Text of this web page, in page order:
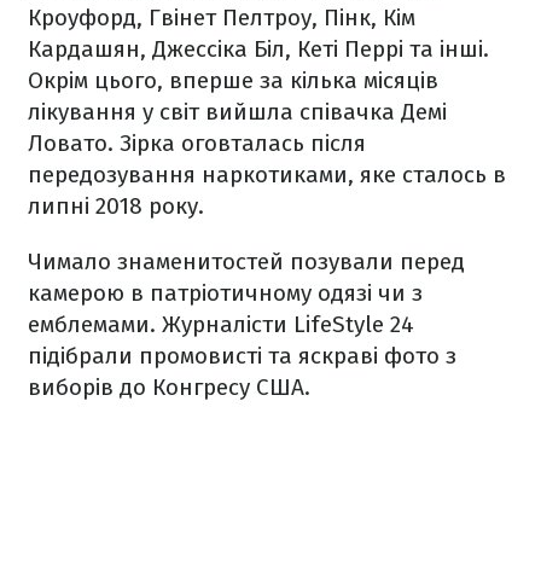
Кроуфорд, Гвінет Пелтроу, Пінк, Кім
Кардашян, Джессіка Біл, Кеті Перрі та інші.
Окрім цього, вперше за кілька місяців
лікування у світ вийшла співачка Демі
Ловато. Зірка оговталась після
передозування наркотиками, яке сталось в
липні 2018 року.
Чимало знаменитостей позували перед
камерою в патріотичному одязі чи з
емблемами. Журналісти LifeStyle 24
підібрали промовисті та яскраві фото з
виборів до Конгресу США.